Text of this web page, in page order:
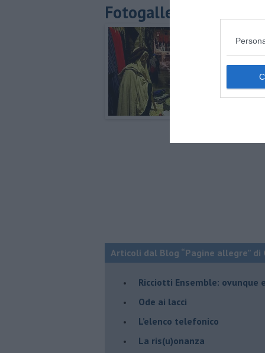
Fotogallery
Articoli dal Blog “Pagine allegre” di
​Ricciotti Ensemble: ovunque
Ode ai lacci
​L’elenco telefonico
​La ris(u)onanza